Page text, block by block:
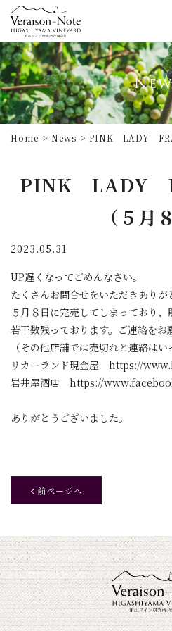
Home News PINK LADY
PINK LADY
（５月
2023.05.31
UP遅くなってごめんなさい。
たくさんお問合せをいただきありが
５月８日に完売してしまっており
若干数残っております。ご連絡をお
（その他店舗では売切れと連絡はい
リカーランド現金屋 https://
岩井屋酒店 https://
ありがとうございました。
前ページへ